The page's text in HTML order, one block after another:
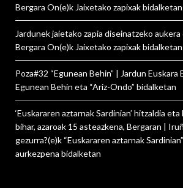
Bergara On(e)k Jaixetako zapixakbidalketan
Jardunek jaietako zapia diseinatzeko aukera
Bergara On(e)k Jaixetako zapixakbidalketan
Poza#32 “Egunean Behin” | Jardun Euskara
Egunean Behin eta “Ariz-Ondo” bidalketan
‘Euskararen aztarnak Sardinian’ hitzaldia
bihar, azaroak 15 asteazkena, Bergaran |
gezurra?(e)k “Euskararen aztarnak
aurkezpena bidalketan